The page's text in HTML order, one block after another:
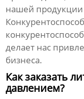
нашей
делает нас
бизнеса.
Как заказать
давлением?